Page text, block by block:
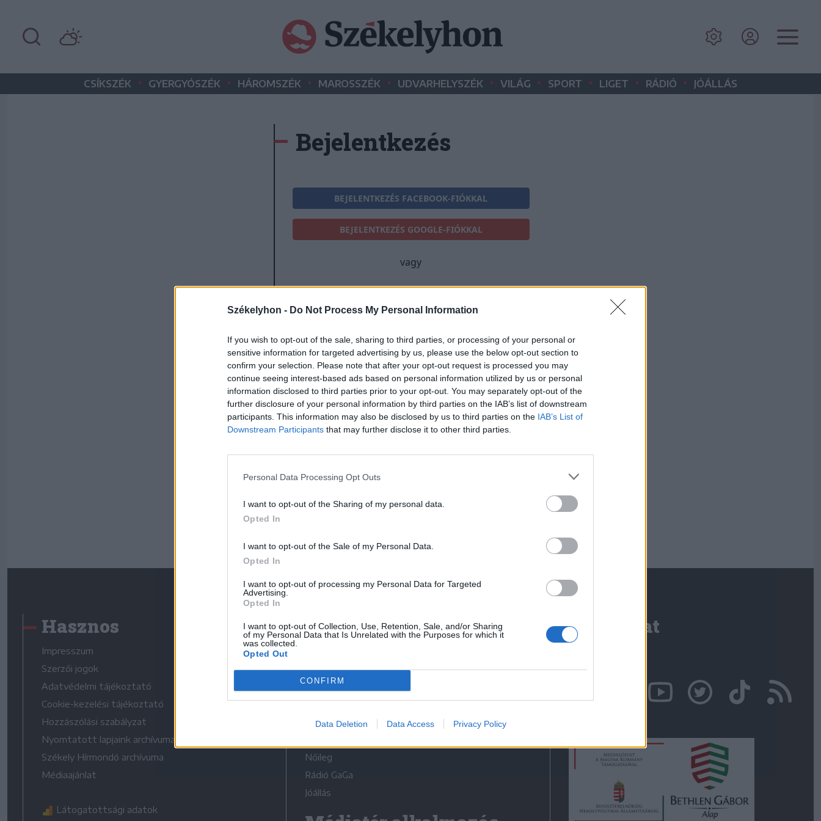
Székelyhon - Do Not Process My Personal Information
If you wish to opt-out of the sale, sharing to third parties, or processing of your personal or
sensitive information for targeted advertising by us, please use the below opt-out section to
confirm your selection. Please note that after your opt-out request is processed you may
continue seeing interest-based ads based on personal information utilized by us or personal
information disclosed to third parties prior to your opt-out. You may separately opt-out of the
further disclosure of your personal information by third parties on the IAB’s list of downstream
participants. This information may also be disclosed by us to third parties on the IAB’s List of
Downstream Participants that may further disclose it to other third parties.
Personal Data Processing Opt Outs
I want to opt-out of the Sharing of my personal data.
Opted In
I want to opt-out of the Sale of my Personal Data.
Opted In
I want to opt-out of processing my Personal Data for Targeted
Advertising.
Opted In
I want to opt-out of Collection, Use, Retention, Sale, and/or Sharing
of my Personal Data that Is Unrelated with the Purposes for which it
was collected.
Opted Out
CONFIRM
Data Deletion Data Access Privacy Policy
CSÍKSZÉK • GYERGYÓSZÉK • HÁROMSZÉK • MAROSSZÉK • UDVARHELYSZÉK • VILÁG • SPORT • LIGET • RÁDIÓ • JÓÁLLÁS
Bejelentkezés
BEJELENTKEZÉS FACEBOOK-FIÓKKAL
BEJELENTKEZÉS GOOGLE-FIÓKKAL
vagy
E-mail-cím
Jelszó
Elfelejtette a jelszavát?
BEJELENTKEZÉS
Hasznos
Impresszum
Szerzői jogok
Adatvédelmi tájékoztató
Cookie-kezelési tájékoztató
Hozzászólási szabályzat
Nyomtatott lapjaink archívuma
Székely Hírmondó archívuma
Médiaajánlat
Látogatottsági adatok
Médiatér
Liget
Krónika
Bihari Napló
Erdélyi Napló
Nőileg
Rádió GaGa
Jóállás
Kapcsolat